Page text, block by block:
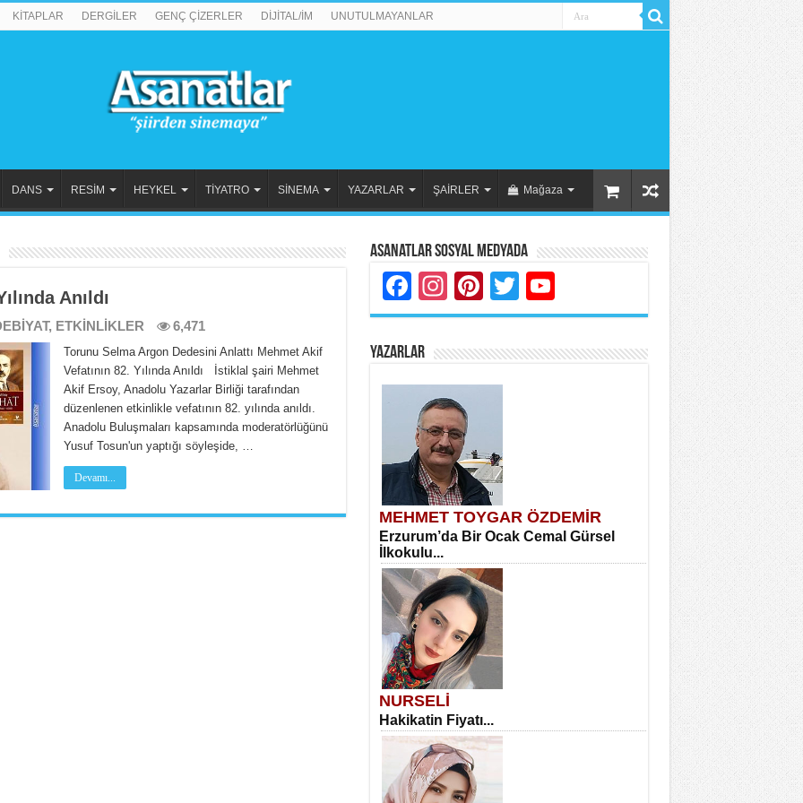
KİTAPLAR DERGİLER GENÇ ÇİZERLER DİJİTAL/İM UNUTULMAYANLAR
DANS RESİM HEYKEL TİYATRO SİNEMA YAZARLAR ŞAİRLER Mağaza
Anıldı
, ETKİNLİKLER 6,471
Torunu Selma Argon Dedesini Anlattı Mehmet Akif
Vefatının 82. Yılında Anıldı İstiklal şairi Mehmet
Akif Ersoy, Anadolu Yazarlar Birliği tarafından
düzenlenen etkinlikle vefatının 82. yılında anıldı.
Anadolu Buluşmaları kapsamında moderatörlüğünü
Yusuf Tosun'un yaptığı söyleşide, …
Devamı...
Asanatlar Sosyal Medyada
Facebook
Instagram
Pinterest
Twitter
YAZARLAR
MEHMET TOYGAR ÖZDEMİR
Erzurum’da Bir Ocak Cemal Gürsel
İlkokulu...
NURSELİ
Hakikatin Fiyatı...